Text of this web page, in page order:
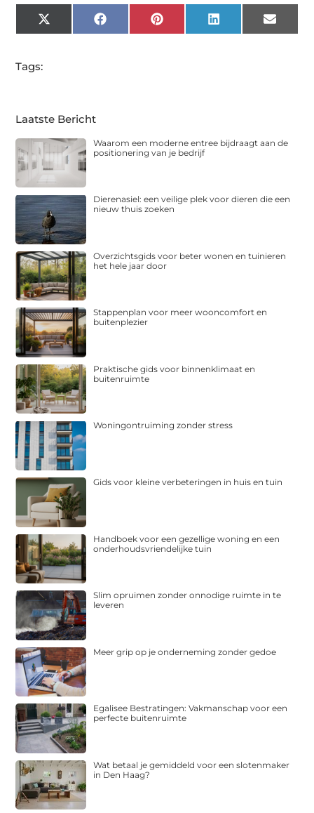
X
(Twitter)
FacebookPinterest LinkedIn Email
Tags:
Laatste Bericht
Waarom een moderne entree bijdraagt aan de
positionering van je bedrijf
Dierenasiel: een veilige plek voor dieren die een
nieuw thuis zoeken
Overzichtsgids voor beter wonen en tuinieren
het hele jaar door
Stappenplan voor meer wooncomfort en
buitenplezier
Praktische gids voor binnenklimaat en
buitenruimte
Woningontruiming zonder stress
Gids voor kleine verbeteringen in huis en tuin
Handboek voor een gezellige woning en een
onderhoudsvriendelijke tuin
Slim opruimen zonder onnodige ruimte in te
leveren
Meer grip op je onderneming zonder gedoe
Egalisee Bestratingen: Vakmanschap voor een
perfecte buitenruimte
Wat betaal je gemiddeld voor een slotenmaker
in Den Haag?